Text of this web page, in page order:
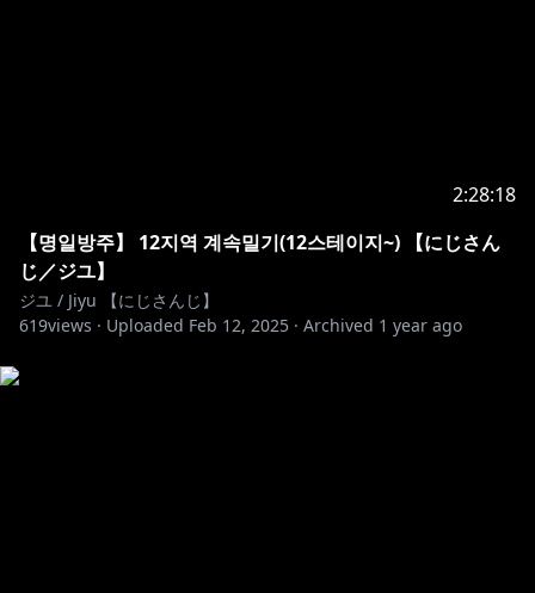
◈『Membership』
https://www.youtube.com/channel/UCnzZmBOSrQf
2wDBbnsDajVw/join
◈『NIJISANJI KR』https://twitter.com/NIJISANJI_KR
2:28:18
【명일방주】 12지역 계속밀기(12스테이지~) 【にじさん
じ／ジユ】
ジユ / Jiyu 【にじさんじ】
619views · Uploaded Feb 12, 2025 · Archived 1 year ago